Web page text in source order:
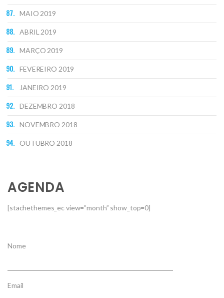
MAIO 2019
ABRIL 2019
MARÇO 2019
FEVEREIRO 2019
JANEIRO 2019
DEZEMBRO 2018
NOVEMBRO 2018
OUTUBRO 2018
AGENDA
[stachethemes_ec view=”month” show_top=0]
Nome
Email